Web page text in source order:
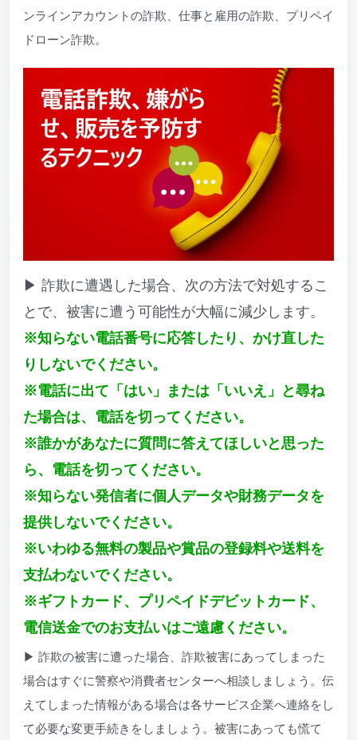
ンラインアカウントの詐欺、仕事と雇用の詐欺、プリペイ
ドローン詐欺。
▶ 詐欺に遭遇した場合、次の方法で対処するこ
とで、被害に遭う可能性が大幅に減少します。
※知らない電話番号に応答したり、かけ直した
りしないでください。
※電話に出て「はい」または「いいえ」と尋ね
た場合は、電話を切ってください。
※誰かがあなたに質問に答えてほしいと思った
ら、電話を切ってください。
※知らない発信者に個人データや財務データを
提供しないでください。
※いわゆる無料の製品や賞品の登録料や送料を
支払わないでください。
※ギフトカード、プリペイドデビットカード、
電信送金でのお支払いはご遠慮ください。
▶ 詐欺の被害に遭った場合、詐欺被害にあってしまった
場合はすぐに警察や消費者センターへ相談しましょう。伝
えてしまった情報がある場合は各サービス企業へ連絡をし
て必要な変更手続きをしましょう。被害にあっても慌て